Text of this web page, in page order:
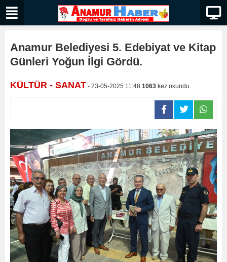
Anamur Belediyesi 5. Edebiyat ve Kitap
Günleri Yoğun İlgi Gördü.
KÜLTÜR - SANAT - 23-05-2025 11:48 1063 kez okundu.